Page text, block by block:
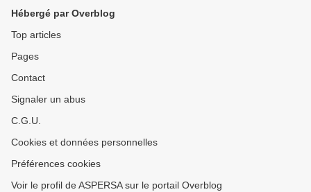
Hébergé par Overblog
Top articles
Pages
Contact
Signaler un abus
C.G.U.
Cookies et données personnelles
Préférences cookies
Voir le profil de ASPERSA sur le portail Overblog